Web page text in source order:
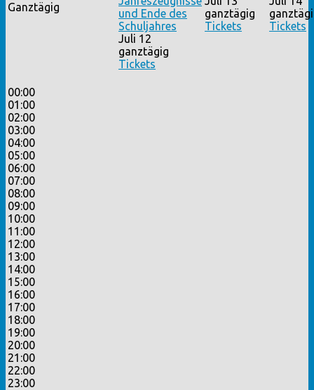
Ganztägig
und Ende des
Schuljahres
Juli 12
ganztägig
Tickets
ganztägig
Tickets
Tickets
00:00
01:00
02:00
03:00
04:00
05:00
06:00
07:00
08:00
09:00
10:00
11:00
12:00
13:00
14:00
15:00
16:00
17:00
18:00
19:00
20:00
21:00
22:00
23:00